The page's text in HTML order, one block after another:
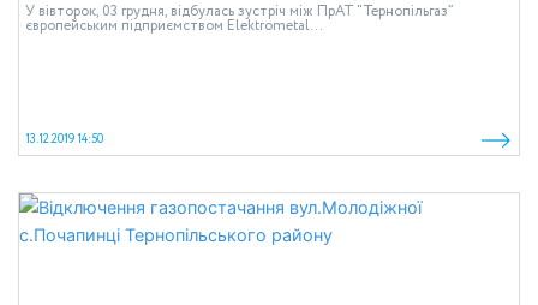
У вівторок, 03 грудня, відбулась зустріч між ПрАТ “Тернопільгаз”
європейським підприємством Еlektrometal...
13.12.2019 14:50